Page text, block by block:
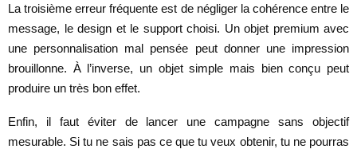
La troisième erreur fréquente est de négliger la cohérence entre le
message, le design et le support choisi. Un objet premium avec
une personnalisation mal pensée peut donner une impression
brouillonne. À l’inverse, un objet simple mais bien conçu peut
produire un très bon effet.
Enfin, il faut éviter de lancer une campagne sans objectif
mesurable. Si tu ne sais pas ce que tu veux obtenir, tu ne pourras